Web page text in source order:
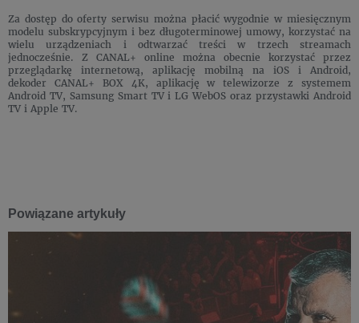
Za dostęp do oferty serwisu można płacić wygodnie w miesięcznym
modelu subskrypcyjnym i bez długoterminowej umowy, korzystać na
wielu urządzeniach i odtwarzać treści w trzech streamach
jednocześnie. Z CANAL+ online można obecnie korzystać przez
przeglądarkę internetową, aplikację mobilną na iOS i Android,
dekoder CANAL+ BOX 4K, aplikację w telewizorze z systemem
Android TV, Samsung Smart TV i LG WebOS oraz przystawki Android
TV i Apple TV.
Powiązane artykuły